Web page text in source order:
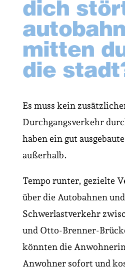
dich
autobahn
mitten
die
Es muss kein
Durchgangsverkehr
haben ein gut
außerhalb.
Tempo runter, gezielte
über die Autobahnen
Schwerlastverkehr
und Otto-Brenner-
könnten die
Anwohner sofort und